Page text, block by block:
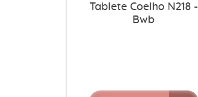
Tablete Coelho N218 -
Bwb